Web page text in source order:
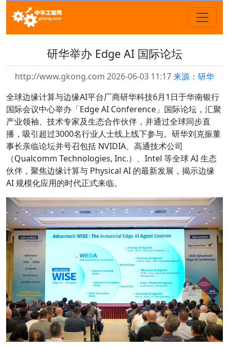
研华举办 Edge AI 国际论坛
http://www.gkong.com 2026-06-03 11:17来源：研华
全球边缘计算与边缘AI平台厂商研华科技6月1日于华南银行
国际会议中心举办「Edge AI Conference」国际论坛，汇聚
产业领袖、技术专家及生态合作伙伴，并通过全球同步直
播，吸引超过3000名行业人士线上线下参与。研华刘克振董
事长亲临论坛并号召包括 NVIDIA、高通技术公司
（Qualcomm Technologies, Inc.）、Intel 等全球 AI 生态
伙伴，聚焦边缘计算与 Physical AI 的最新发展，揭示边缘
AI 规模化应用的时代正式来临。